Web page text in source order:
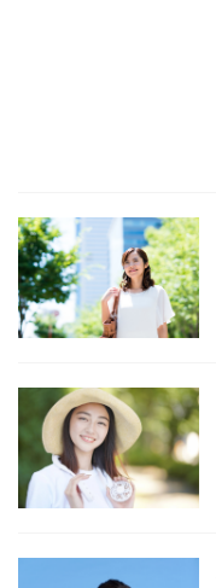
HOME> 季節家電
季節家電